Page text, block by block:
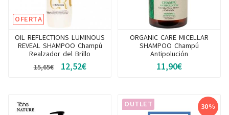
OFERTA
OIL REFLECTIONS LUMINOUS
REVEAL SHAMPOO Champú
Realzador del Brillo
15,65€
12,52€
ORGANIC CARE MICELLAR
SHAMPOO Champú
Antipolución
11,90€
30%
OUTLET